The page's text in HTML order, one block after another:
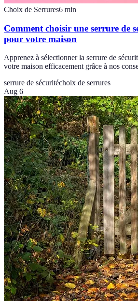
Choix de Serrures6 min
Comment choisir une serrure de
pour votre maison
Apprenez à sélectionner la serrure de
votre maison efficacement grâce à nos
serrure de sécuritéchoix de serrures
Aug 6